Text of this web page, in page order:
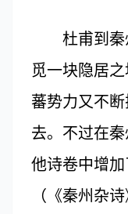
杜甫到秦
觅一块隐居
蕃势力又不
去。不过在
他诗卷中增
（《秦州杂